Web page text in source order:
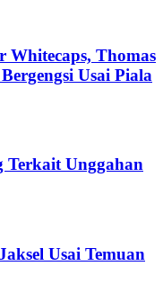
Whitecaps, Thomas
Usai Piala
Terkait Unggahan
Usai Temuan